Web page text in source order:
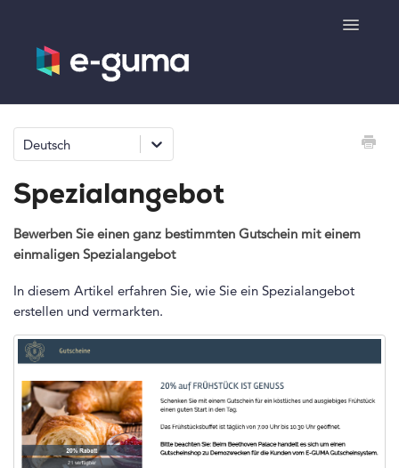
Toggle
Allgemeines
Produktshop
Deutsch
Spezialangebot
Bewerben Sie einen ganz bestimmten Gutschein mit einem
einmaligen Spezialangebot
In diesem Artikel erfahren Sie, wie Sie ein Spezialangebot
erstellen und vermarkten.